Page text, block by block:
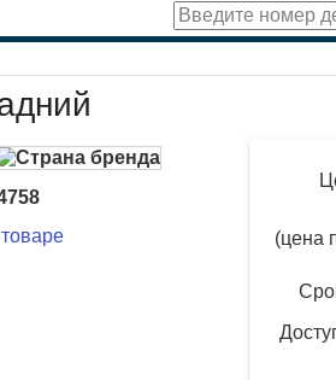
(цена